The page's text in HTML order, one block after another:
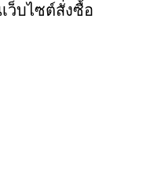
ว็บไซต์สั่งซื้อ